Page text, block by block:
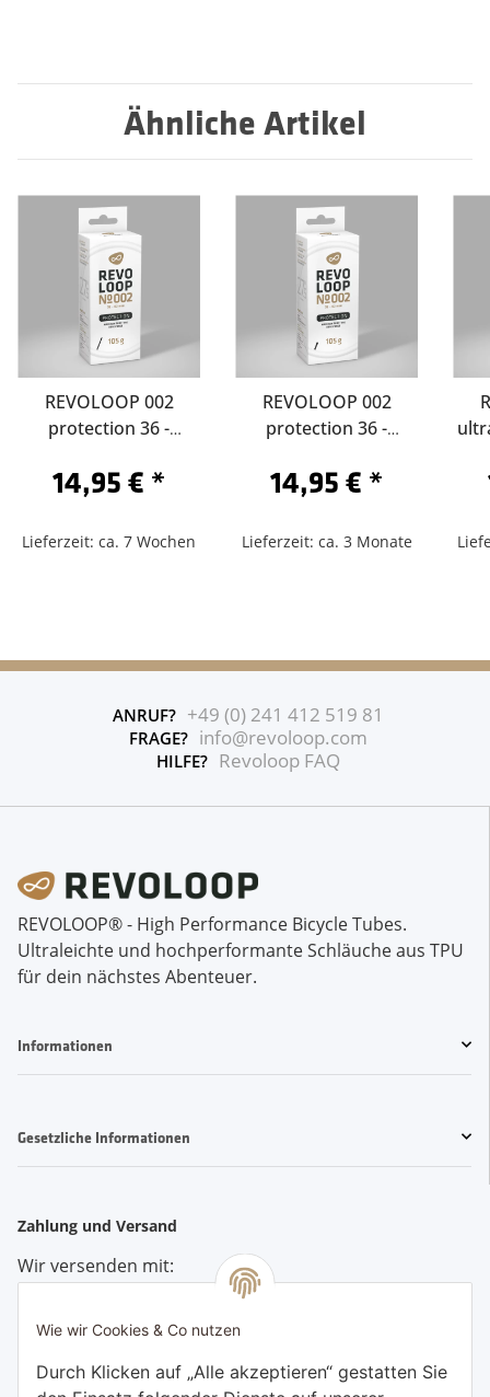
Wie wir Cookies & Co nutzen
Durch Klicken auf „Alle akzeptieren“ gestatten Sie
Ähnliche Artikel
REVOLOOP 002
protection 36 -
14,95 € *
Lieferzeit: ca. 7 Wochen
REVOLOOP 002
protection 36 -
14,95 € *
Lieferzeit: ca. 3 Monate
ANRUF? +49 (0) 241 412 519 81
FRAGE? info@revoloop.com
HILFE? Revoloop FAQ
REVOLOOP® - High Performance Bicycle Tubes.
Ultraleichte und hochperformante Schläuche aus TPU
für dein nächstes Abenteuer.
Informationen
Gesetzliche Informationen
Zahlung und Versand
Wir versenden mit:
Bezahlen Sie bequem per: